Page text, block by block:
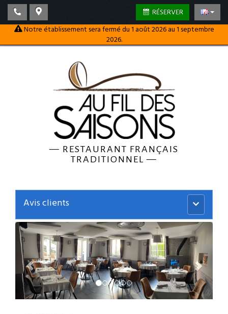
RÉSERVER
Notre établissement sera fermé du 1 août 2026 au 1 septembre
2026.
— RESTAURANT FRANÇAIS
TRADITIONNEL—
Menu
principal
Avis clients